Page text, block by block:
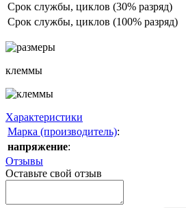
Срок службы, циклов (30% разряд)
Срок службы, циклов (100% разряд)
клеммы
Характеристики
Марка (производитель):
напряжение:
Отзывы
Оставьте свой отзыв